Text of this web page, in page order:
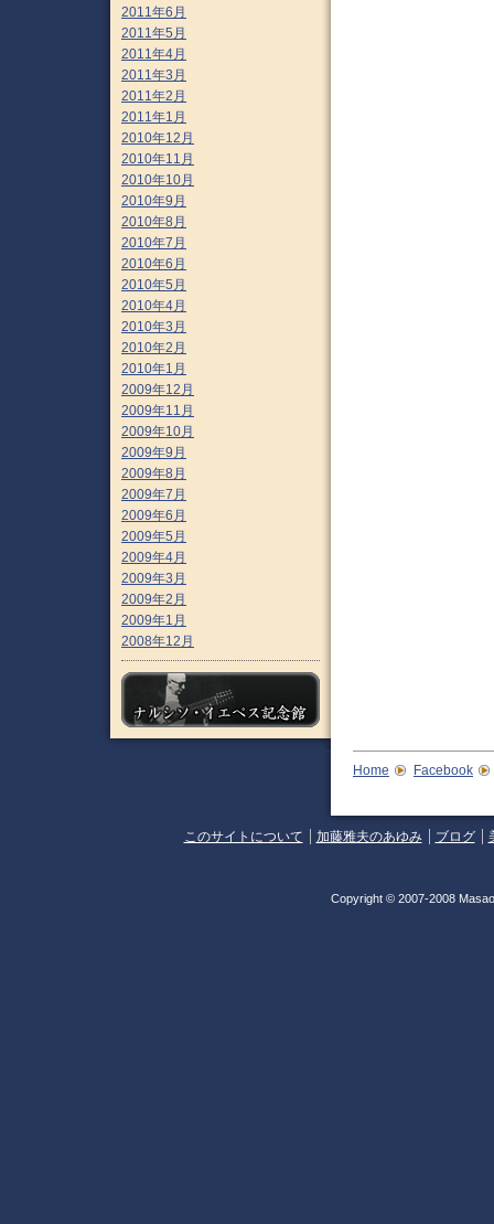
2011年6月
2011年5月
2011年4月
2011年3月
2011年2月
2011年1月
2010年12月
2010年11月
2010年10月
2010年9月
2010年8月
2010年7月
2010年6月
2010年5月
2010年4月
2010年3月
2010年2月
2010年1月
2009年12月
2009年11月
2009年10月
2009年9月
2009年8月
2009年7月
2009年6月
2009年5月
2009年4月
2009年3月
2009年2月
2009年1月
2008年12月
Home Facebook
このサイトについて 加藤雅夫のあゆみ ブログ
Copyright © 2007-2008